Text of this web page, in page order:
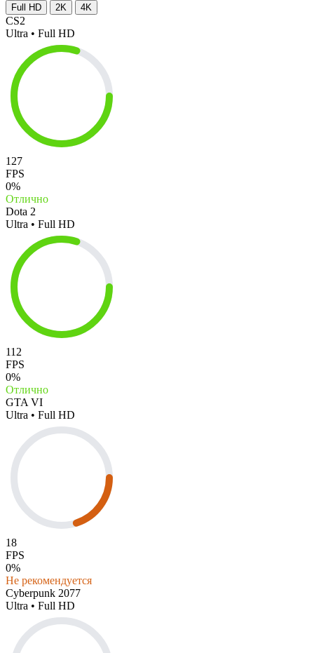
Full HD 2K 4K
CS2
Ultra • Full HD
127
FPS
0%
Отлично
Dota 2
Ultra • Full HD
112
FPS
0%
Отлично
GTA VI
Ultra • Full HD
18
FPS
0%
Не рекомендуется
Cyberpunk 2077
Ultra • Full HD